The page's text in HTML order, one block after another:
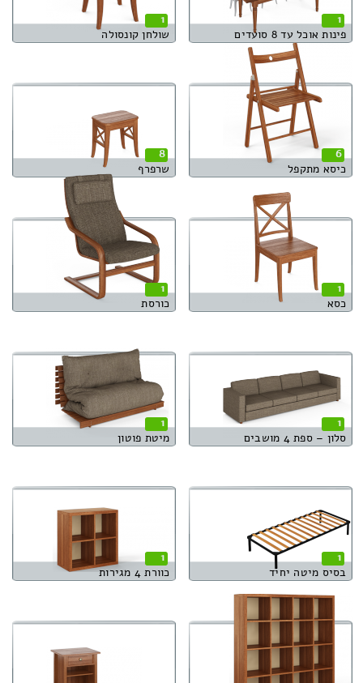
1
פינות אוכל עד 8 סועדים
1
שולחן קונסולה
6
כיסא מתקפל
8
שרפרף
1
כסא
1
כורסת
1
סלון – ספת 4 מושבים
1
מיטת פוטון
1
בסיס מיטה יחיד
1
כוורת 4 מגירות